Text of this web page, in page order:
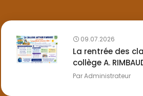
09.07.2026
La rentrée des
collège A.
ParAdministrateur